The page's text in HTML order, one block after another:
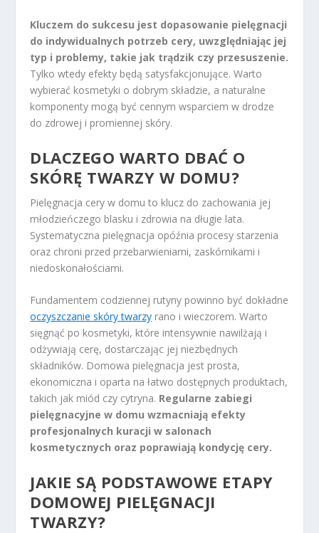
Kluczem do sukcesu jest dopasowanie pielęgnacji
do indywidualnych potrzeb cery, uwzględniając jej
typ i problemy, takie jak trądzik czy przesuszenie.
Tylko wtedy efekty będą satysfakcjonujące. Warto
wybierać kosmetyki o dobrym składzie, a naturalne
komponenty mogą być cennym wsparciem w drodze
do zdrowej i promiennej skóry.
DLACZEGO WARTO DBAĆ O
SKÓRĘ TWARZY W DOMU?
Pielęgnacja cery w domu to klucz do zachowania jej
młodzieńczego blasku i zdrowia na długie lata.
Systematyczna pielęgnacja opóźnia procesy starzenia
oraz chroni przed przebarwieniami, zaskórnikami i
niedoskonałościami.
Fundamentem codziennej rutyny powinno być dokładne
oczyszczanie skóry twarzy rano i wieczorem. Warto
sięgnąć po kosmetyki, które intensywnie nawilżają i
odżywiają cerę, dostarczając jej niezbędnych
składników. Domowa pielęgnacja jest prosta,
ekonomiczna i oparta na łatwo dostępnych produktach,
takich jak miód czy cytryna. Regularne zabiegi
pielęgnacyjne w domu wzmacniają efekty
profesjonalnych kuracji w salonach
kosmetycznych oraz poprawiają kondycję cery.
JAKIE SĄ PODSTAWOWE ETAPY
DOMOWEJ PIELĘGNACJI
TWARZY?